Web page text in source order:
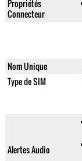
Propriétés
Connecteur
Nom Unique
Type de SIM
Alertes Audio